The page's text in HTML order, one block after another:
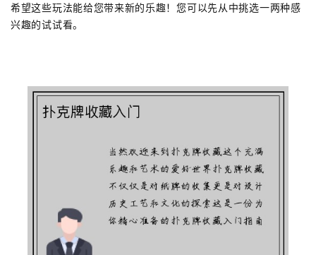
希望这些玩法能给您带来新的乐趣！您可以先从中挑选一两种感
兴趣的试试看。